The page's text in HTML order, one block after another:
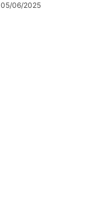
05/06/2025